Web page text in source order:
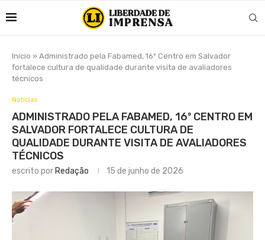
Início » Administrado pela Fabamed, 16º Centro em Salvador
fortalece cultura de qualidade durante visita de avaliadores
técnicos
Notícias
ADMINISTRADO PELA FABAMED, 16º CENTRO EM
SALVADOR FORTALECE CULTURA DE
QUALIDADE DURANTE VISITA DE AVALIADORES
TÉCNICOS
escrito por Redação 15 de junho de 2026